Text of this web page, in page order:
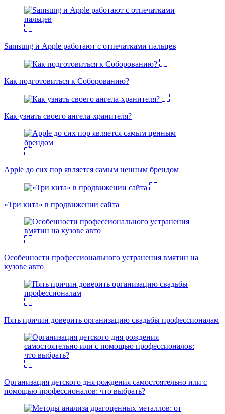
Samsung и Apple работают с отпечатками пальцев
Как подготовиться к Соборованию?
Как узнать своего ангела-хранителя?
Apple до сих пор является самым ценным брендом
«Три кита» в продвижении сайта
Особенности профессионального устранения вмятин на
кузове авто
Пять причин доверить организацию свадьбы профессионалам
Организация детского дня рождения самостоятельно или с
помощью профессионалов: что выбрать?